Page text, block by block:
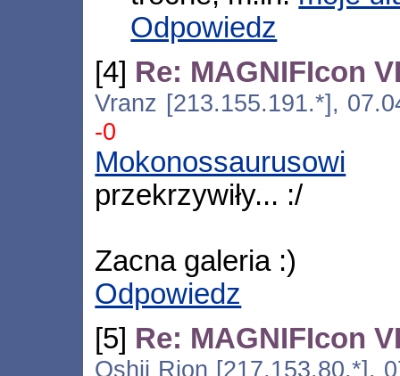
Odpowiedz
[4] Re: MAGNIFIcon
Vranz [213.155.191.*],
-0
Mokonossaurusowi
przekrzywiły... :/
Zacna galeria :)
Odpowiedz
[5] Re: MAGNIFIcon
Oshii Rion [217.153.80.*],